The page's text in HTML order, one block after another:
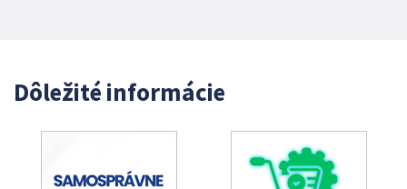
Dôležité informácie